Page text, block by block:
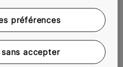
préférences
accepter